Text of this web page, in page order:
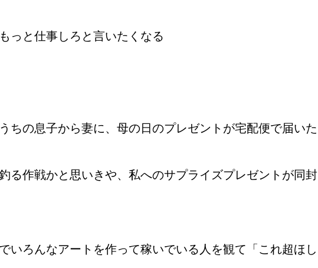
っと仕事しろと言いたくなる
ちの息子から妻に、母の日のプレゼントが宅配便で届いた
る作戦かと思いきや、私へのサプライズプレゼントが同封
いろんなアートを作って稼いでいる人を観て「これ超ほし